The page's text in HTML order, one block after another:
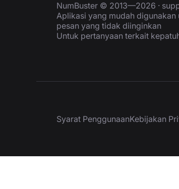
NumBuster © 2013—2026 ·
Aplikasi yang mudah
pesan yang tidak diinginkan
Untuk pertanyaan terkait
Syarat PenggunaanKebijakan